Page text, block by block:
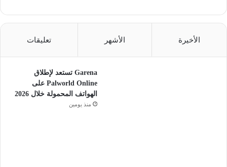
الأخيرة الأشهر تعليقات
Garena تستعد لإطلاق
Palworld Online على
الهواتف المحمولة خلال 2026
منذ يومين